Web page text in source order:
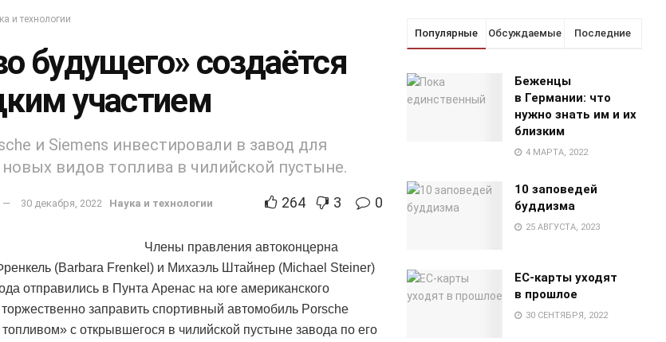
и технологии
будущего» создаётся
участием
и Siemens инвестировали в завод для
видов топлива в чилийской пустыне.
30 декабря, 2022 Наука и технологии 264 3 0
Члены правления автоконцерна
(Barbara Frenkel) и Михаэль Штайнер (Michael Steiner)
отправились в Пунта Аренас на юге американского
заправить спортивный автомобиль Porsche
с открывшегося в чилийской пустыне завода по его
Популярные Обсуждаемые Последние
Беженцы
в Германии: что
нужно знать им и их
близким
4 МАРТА, 2022
10 заповедей
буддизма
25 АВГУСТА, 2023
EC-карты уходят
в прошлое
30 СЕНТЯБРЯ, 2022